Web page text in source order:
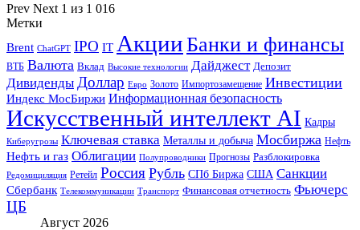
Prev Next 1 из 1 016
Метки
Brent ChatGPT IPO IT АкцииБанки и финансы
ВТБ Валюта Вклад Высокие технологии Дайджест Депозит
Дивиденды Доллар Евро Золото Импортозамещение Инвестиции
Индекс МосБиржи Информационная безопасность
Искусственный интеллект AI Кадры
Киберугрозы Ключевая ставка Металлы и добыча Мосбиржа Нефть
Нефть и газ Облигации Полупроводники Прогнозы Разблокировка
Редомициляция Ретейл Россия Рубль СПб Биржа США Санкции
Сбербанк Телекоммуникации Транспорт Финансовая отчетность Фьючерс
ЦБ
Август 2026